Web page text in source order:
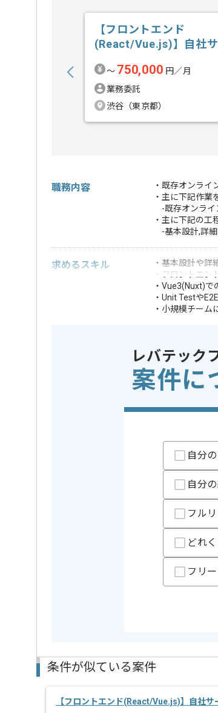
【フロントエンド
(React/Vue.js)】自社サ
〜 750,000 円／月
業務委託
渋谷（東京都）
職務内容
・既存オンライ
・主に下記作業
-既存オンライ
・主に下記の工
-基本設計,詳細
求めるスキル
・基本設計や詳
・フロントエ
・Vue3(Nuxt)で
・Unit Testや
・小規模チーム
・バ
※上記に似た経験
業務内容
担当領域/システ
精算条件
精算基準時間
支払いサイト
レバテックでの実績がある企業の案件で
フロントエンドでの開発経験を活かすこ
新しいアイディアや技術を積極的に導入
経験豊富なエンジニアと成長が出来る環
リモート作業を導入しております。
レバテック
案件に
自分
自分
フル
どれ
フリ
条件が似ている案件
【フロントエンド(React/Vue.js)】自社